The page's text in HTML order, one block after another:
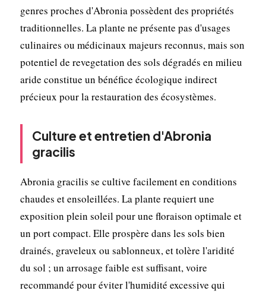
genres proches d'Abronia possèdent des propriétés
traditionnelles. La plante ne présente pas d'usages
culinaires ou médicinaux majeurs reconnus, mais son
potentiel de revegetation des sols dégradés en milieu
aride constitue un bénéfice écologique indirect
précieux pour la restauration des écosystèmes.
Culture et entretien d'Abronia
gracilis
Abronia gracilis se cultive facilement en conditions
chaudes et ensoleillées. La plante requiert une
exposition plein soleil pour une floraison optimale et
un port compact. Elle prospère dans les sols bien
drainés, graveleux ou sablonneux, et tolère l'aridité
du sol ; un arrosage faible est suffisant, voire
recommandé pour éviter l'humidité excessive qui